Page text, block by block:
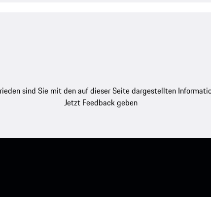
sind Sie mit den auf dieser Seite dargestellten
Jetzt Feedback geben